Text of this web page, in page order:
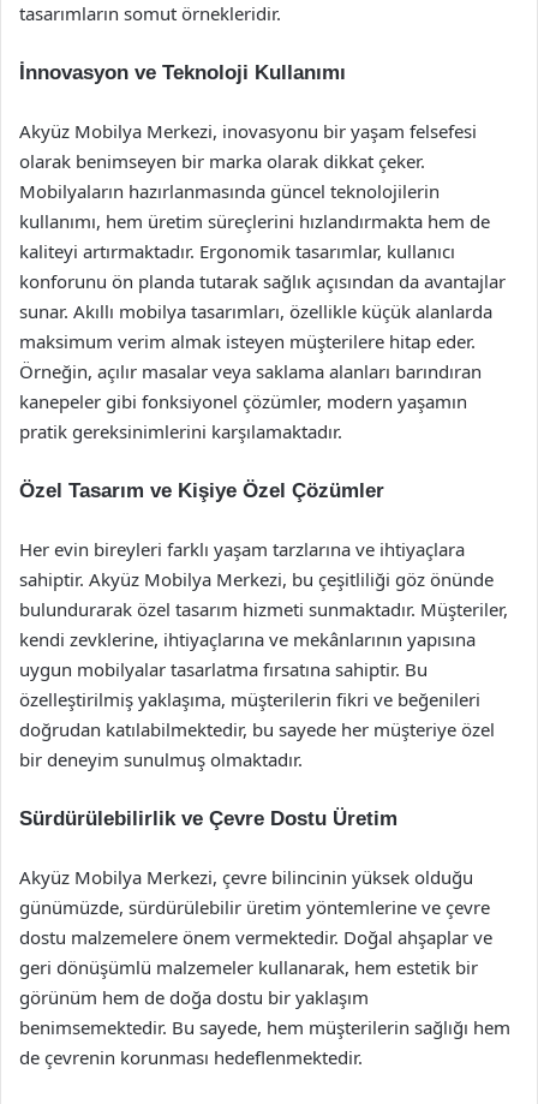
tasarımların somut örnekleridir.
İnnovasyon ve Teknoloji Kullanımı
Akyüz Mobilya Merkezi, inovasyonu bir yaşam felsefesi
olarak benimseyen bir marka olarak dikkat çeker.
Mobilyaların hazırlanmasında güncel teknolojilerin
kullanımı, hem üretim süreçlerini hızlandırmakta hem de
kaliteyi artırmaktadır. Ergonomik tasarımlar, kullanıcı
konforunu ön planda tutarak sağlık açısından da avantajlar
sunar. Akıllı mobilya tasarımları, özellikle küçük alanlarda
maksimum verim almak isteyen müşterilere hitap eder.
Örneğin, açılır masalar veya saklama alanları barındıran
kanepeler gibi fonksiyonel çözümler, modern yaşamın
pratik gereksinimlerini karşılamaktadır.
Özel Tasarım ve Kişiye Özel Çözümler
Her evin bireyleri farklı yaşam tarzlarına ve ihtiyaçlara
sahiptir. Akyüz Mobilya Merkezi, bu çeşitliliği göz önünde
bulundurarak özel tasarım hizmeti sunmaktadır. Müşteriler,
kendi zevklerine, ihtiyaçlarına ve mekânlarının yapısına
uygun mobilyalar tasarlatma fırsatına sahiptir. Bu
özelleştirilmiş yaklaşıma, müşterilerin fikri ve beğenileri
doğrudan katılabilmektedir, bu sayede her müşteriye özel
bir deneyim sunulmuş olmaktadır.
Sürdürülebilirlik ve Çevre Dostu Üretim
Akyüz Mobilya Merkezi, çevre bilincinin yüksek olduğu
günümüzde, sürdürülebilir üretim yöntemlerine ve çevre
dostu malzemelere önem vermektedir. Doğal ahşaplar ve
geri dönüşümlü malzemeler kullanarak, hem estetik bir
görünüm hem de doğa dostu bir yaklaşım
benimsemektedir. Bu sayede, hem müşterilerin sağlığı hem
de çevrenin korunması hedeflenmektedir.